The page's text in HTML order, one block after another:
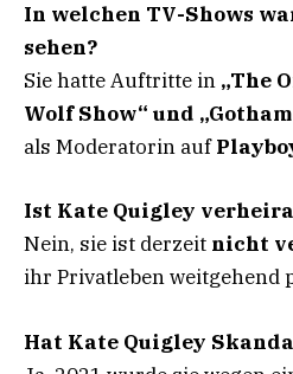
In welchen TV-Shows
sehen?
Sie hatte Auftritte in „The
Wolf Show“ und
als Moderatorin auf
Ist Kate Quigley
Nein, sie ist derzeit nicht
ihr Privatleben weitgehend
Hat Kate Quigley